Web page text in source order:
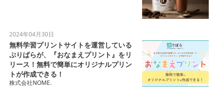
2024年04月30日
無料学習プリントサイトを運営している
ぷりぱらが、『おなまえプリント』をリ
リース！無料で簡単にオリジナルプリン
トが作成できる！
株式会社NOME.